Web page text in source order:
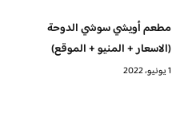
مطعم أويشي سوشي الدوحة
(الاسعار + المنيو + الموقع)
1 يونيو، 2022